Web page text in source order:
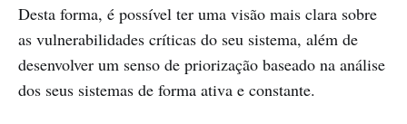
Desta forma, é possível ter uma visão mais clara sobre
as vulnerabilidades críticas do seu sistema, além de
desenvolver um senso de priorização baseado na análise
dos seus sistemas de forma ativa e constante.